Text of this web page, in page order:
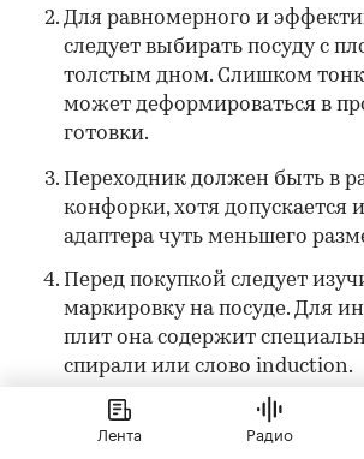
Для равномерного и
следует выбирать посуду с
толстым дном. Слишком
может деформироваться в
готовки.
Переходник должен быть в
конфорки, хотя допускается
адаптера чуть меньшего
Перед покупкой следует
маркировку на посуде. Для
плит она содержит
спирали или слово induction.
Особого ухода такая посуда
можно мыть так же, как и
Лента Радио